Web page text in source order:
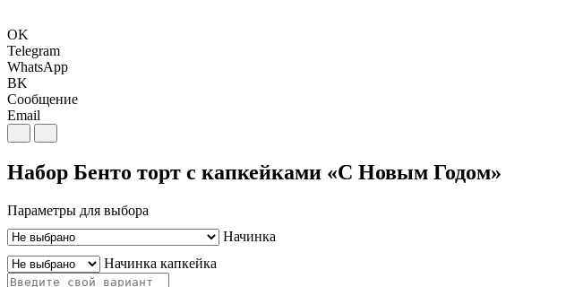
OK
Telegram
WhatsApp
BK
Сообщение
Email
Набор Бенто торт с капкейками «С Новым Годом»
Параметры для выбора
Начинка
Начинка капкейка